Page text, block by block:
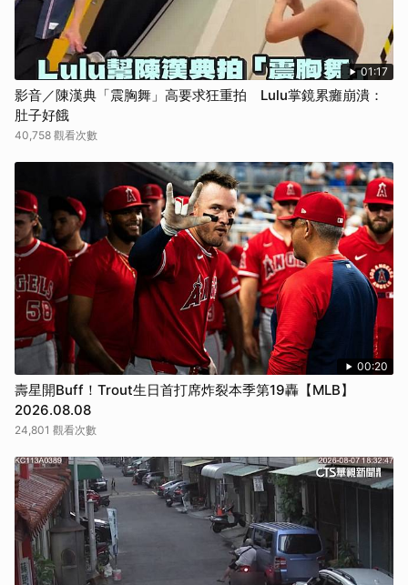
01:17
影音／陳漢典「震胸舞」高要求狂重拍 Lulu掌鏡累癱崩潰：
肚子好餓
40,758 觀看次數
00:20
壽星開Buff！Trout生日首打席炸裂本季第19轟【MLB】
2026.08.08
24,801 觀看次數